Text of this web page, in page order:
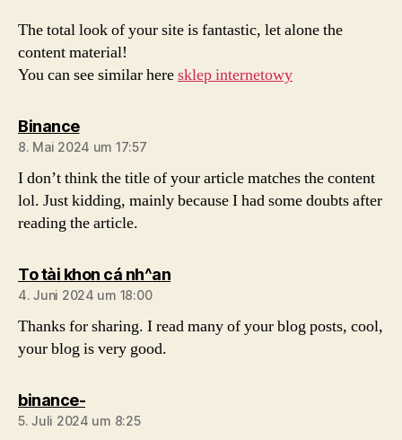
The total look of your site is fantastic, let alone the
content material!
You can see similar heresklep internetowy
Binancesagt:
8. Mai 2024 um 17:57
I don’t think the title of your article matches the content
lol. Just kidding, mainly because I had some doubts after
reading the article.
To tài khon cá nh^ansagt:
4. Juni 2024 um 18:00
Thanks for sharing. I read many of your blog posts, cool,
your blog is very good.
binance-sagt:
5. Juli 2024 um 8:25